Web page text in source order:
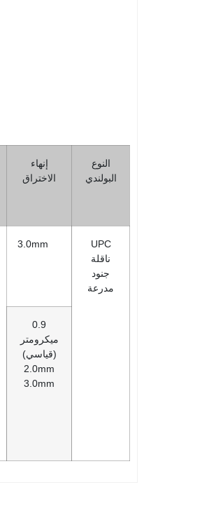
إنهاء
الاختراق
النوع
البولندي
3.0mm
UPC
ناقلة
جنود
مدرعة
0.9
ميكرومتر
(قياسي)
2.0mm
3.0mm